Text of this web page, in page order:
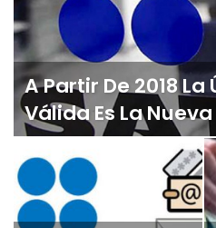
​​A Partir De 2018
Válida Es La